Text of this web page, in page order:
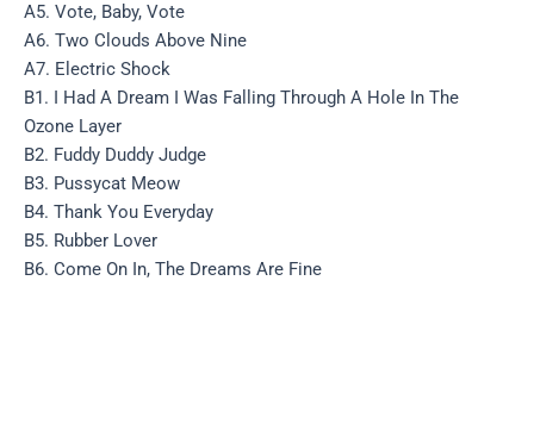
A5. Vote, Baby, Vote
A6. Two Clouds Above Nine
A7. Electric Shock
B1. I Had A Dream I Was Falling Through A Hole In The
Ozone Layer
B2. Fuddy Duddy Judge
B3. Pussycat Meow
B4. Thank You Everyday
B5. Rubber Lover
B6. Come On In, The Dreams Are Fine